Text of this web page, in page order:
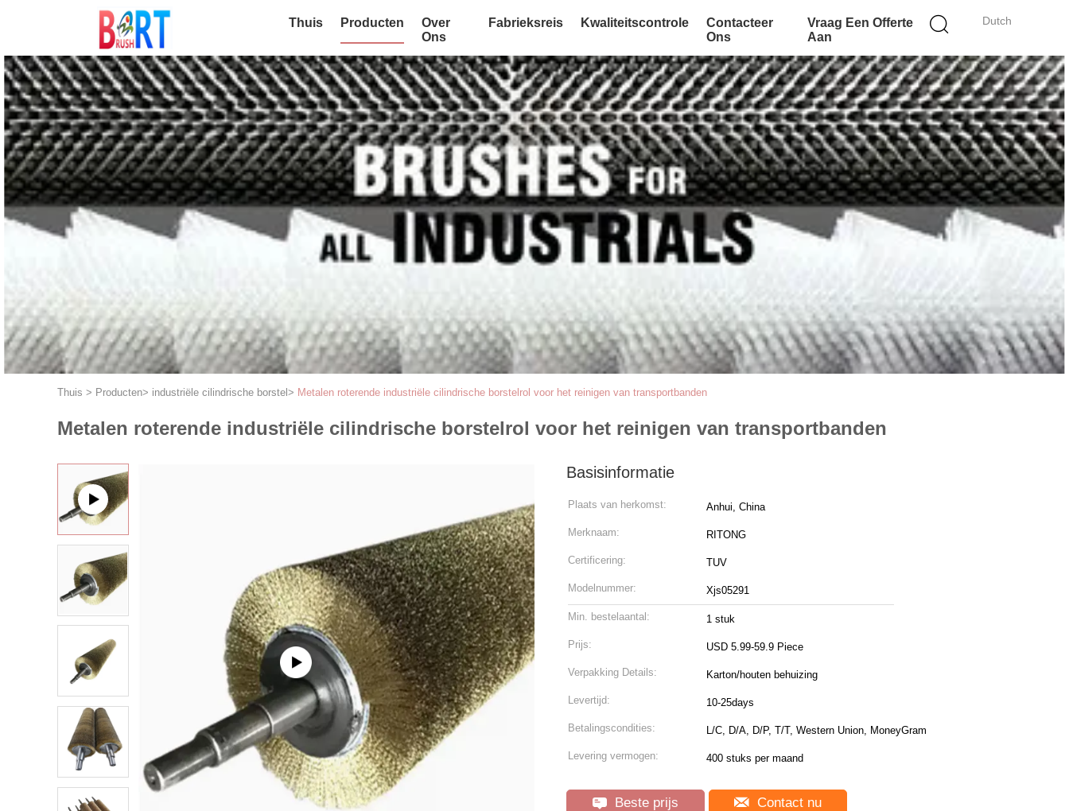
Dutch
Thuis Producten
Over
Ons
Fabrieksreis Kwaliteitscontrole
Contacteer
Ons
Vraag Een Offerte
Aan
Thuis > Producten> industriële cilindrische borstel > Metalen roterende industriële cilindrische borstelrol voor het reinigen van transportbanden
Metalen roterende industriële cilindrische borstelrol voor het reinigen van transportbanden
Basisinformatie
Plaats van herkomst: Anhui, China
Merknaam: RITONG
Certificering: TUV
Modelnummer: Xjs05291
Min. bestelaantal: 1 stuk
Prijs: USD 5.99-59.9 Piece
Verpakking Details: Karton/houten behuizing
Levertijd: 10-25days
Betalingscondities: L/C, D/A, D/P, T/T, Western Union, MoneyGram
Levering vermogen: 400 stuks per maand
Beste prijs Contact nu